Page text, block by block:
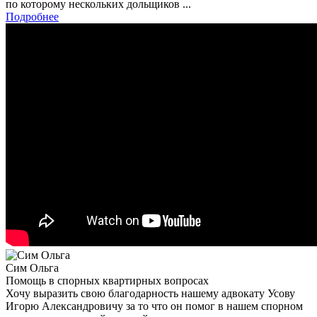
по которому нескольких дольщиков ...
Подробнее
Сим Ольга
Помощь в спорных квартирных вопросах
Хочу выразить свою благодарность нашему адвокату Усову
Игорю Александровичу за то что он помог в нашем спорном